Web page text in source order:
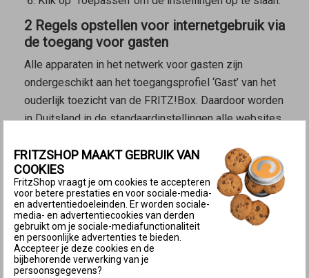
2 Regels opstellen voor internetgebruik via
de toegang voor gasten
Alle apparaten in het netwerk voor gasten zijn
ondergeschikt aan het toegangsprofiel ‘Gast’ van het
ouderlijk toezicht van de FRITZ!Box. Daardoor worden
in Duitsland in de standaardinstellingen alle websites
voor de bescherming van kinderen en jongeren tegen
schadelijke media (
Bundeszentrale für Kinder- und
Jugendmedienschutz) zijn aangewezen als
aanstootgevend of schadelijk voor voor kinderen of
minderjarigen.
Je kunt zo nodig het toegangsprofiel ‘Gast’ handmatig
wijzigen als je bijvoorbeeld het internetgebruik in het
FRITZSHOP MAAKT GEBRUIK VAN
COOKIES
FritzShop vraagt je om cookies te accepteren
voor betere prestaties en voor sociale-media-
en advertentiedoeleinden. Er worden sociale-
media- en advertentiecookies van derden
gebruikt om je sociale-mediafunctionaliteit
en persoonlijke advertenties te bieden.
Accepteer je deze cookies en de
bijbehorende verwerking van je
persoonsgegevens?